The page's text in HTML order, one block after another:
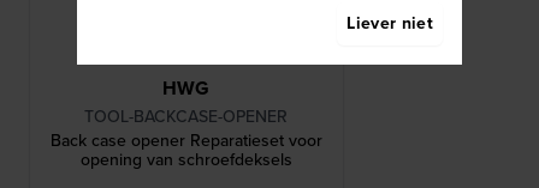
HWG
TOOL-BACKCASE-OPENER
Back case opener Reparatieset voor
opening van schroefdeksels
Liever niet